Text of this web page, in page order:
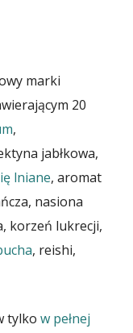
marki
20
,
jabłkowa,
lniane, aromat
nasiona
korzeń lukrecji,
, reishi,
tylko w pełnej